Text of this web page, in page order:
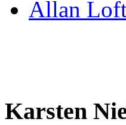
Allan
Karsten